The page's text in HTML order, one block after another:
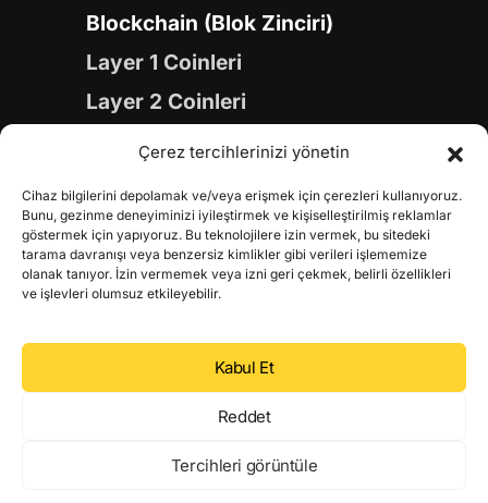
Çerez tercihlerinizi yönetin
Cihaz bilgilerini depolamak ve/veya erişmek için çerezleri kullanıyoruz.
Bunu, gezinme deneyiminizi iyileştirmek ve kişiselleştirilmiş reklamlar
göstermek için yapıyoruz. Bu teknolojilere izin vermek, bu sitedeki
tarama davranışı veya benzersiz kimlikler gibi verileri işlememize
olanak tanıyor. İzin vermemek veya izni geri çekmek, belirli özellikleri
ve işlevleri olumsuz etkileyebilir.
Kabul Et
Reddet
Tercihleri görüntüle
Blockchain (Blok Zinciri)
Layer 1 Coinleri
Layer 2 Coinleri
Yapay Zeka (AI) Coinleri
Gaming Coinleri
RWA Coinleri
DeFi Coinleri
DePIN Coinleri
Metaverse Coinleri
Web 3.0 Coinleri
Coin Türevleri